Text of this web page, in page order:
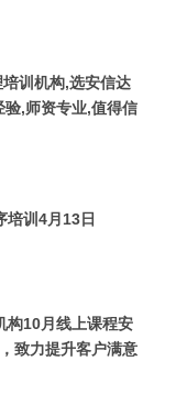
训机构,选安信达
验,师资专业,值得信
培训4月13日
构10月线上课程安
致力提升客户满意